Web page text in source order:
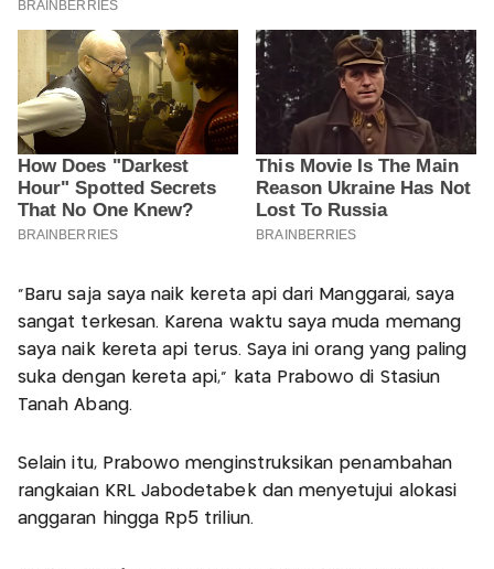
"Baru saja saya naik kereta api dari Manggarai, saya
sangat terkesan. Karena waktu saya muda memang
saya naik kereta api terus. Saya ini orang yang paling
suka dengan kereta api," kata Prabowo di Stasiun
Tanah Abang.
Selain itu, Prabowo menginstruksikan penambahan
rangkaian KRL Jabodetabek dan menyetujui alokasi
anggaran hingga Rp5 triliun.